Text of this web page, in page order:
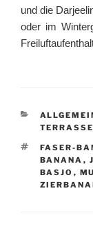
und die
oder im
TERRASSE
FASER-
BANANA ,
BASJO ,